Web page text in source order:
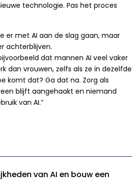
technologie. Pas het proces
er met AI aan de slag gaan, maar
achterblijven.
dat mannen AI veel vaker
dan vrouwen, zelfs als ze in dezelfde
komt dat? Ga dat na. Zorg als
blijft aangehaakt en niemand
van AI.”
van AI en bouw een